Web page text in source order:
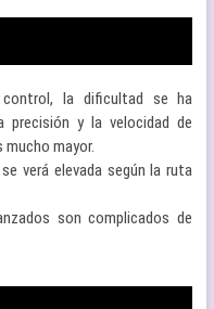
control, la dificultad se ha
precisión y la velocidad de
mayor.
verá elevada según la ruta
son complicados de